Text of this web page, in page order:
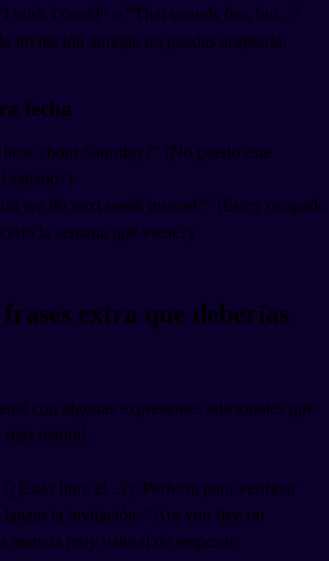
wish I could" o "That sounds fun, but..."
invitación aunque no puedas aceptarla.
fecha
about Saturday?" (No puedo este
sábado?)
we do next week instead?" (Estoy ocupado
la semana que viene?)
extra que deberías
con algunas expresiones adicionales que
más natural.
(¿Estás libre el...?): Perfecta para verificar
lanzar la invitación. "Are you free on
manera muy natural de empezar.